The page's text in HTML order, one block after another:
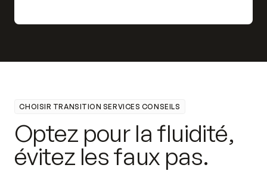
CHOISIR TRANSITION SERVICES CONSEILS
Optez pour la fluidité,
évitez lesfaux pas.